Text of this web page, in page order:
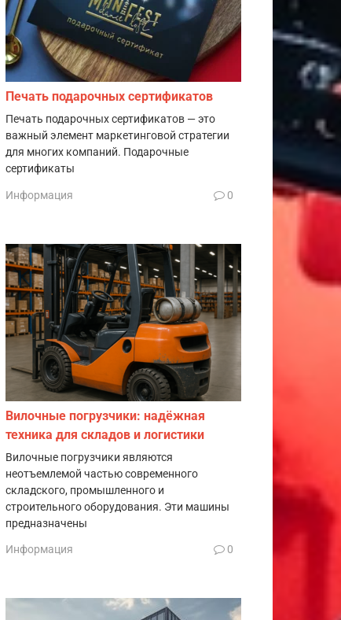
Печать подарочных сертификатов
Печать подарочных сертификатов — это
важный элемент маркетинговой стратегии
для многих компаний. Подарочные
сертификаты
Информация 0
Вилочные погрузчики: надёжная
техника для складов и логистики
Вилочные погрузчики являются
неотъемлемой частью современного
складского, промышленного и
строительного оборудования. Эти машины
предназначены
Информация 0